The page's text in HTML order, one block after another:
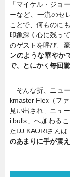
「マイケル・ジョ
ーなど、一流のセ
ことで、何ものに
印象深く心に残っ
のゲストを呼び、
ンのような華やか
で、とにかく毎回
そんな折、ニュ
kmaster Flex（フ
見い出され、ニュ
itbulls」へ加わる
たDJ KAORIさんは
のあまりに手が震